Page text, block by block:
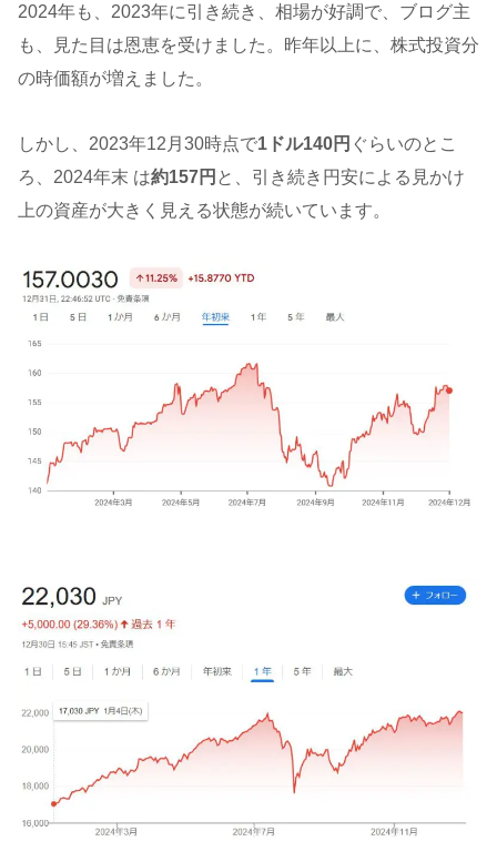
2024年も、2023年に引き続き、相場が好調で、ブログ主
も、見た目は恩恵を受けました。昨年以上に、株式投資分
の時価額が増えました。
しかし、2023年12月30時点で1ドル140円 ぐらいのとこ
ろ、2024年末 は約157円 と、引き続き円安による見かけ
上の資産が大きく見える状態が続いています。